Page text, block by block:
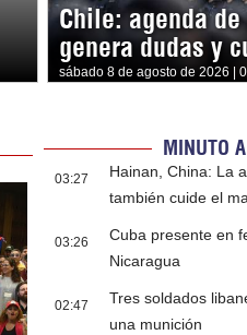
Chile: agenda
genera dudas y
sábado 8 de agosto de 2026 |
MINUTO
03:27
Hainan, China: La
también cuide el
03:26
Cuba presente en
Nicaragua
02:47
Tres soldados
una munición